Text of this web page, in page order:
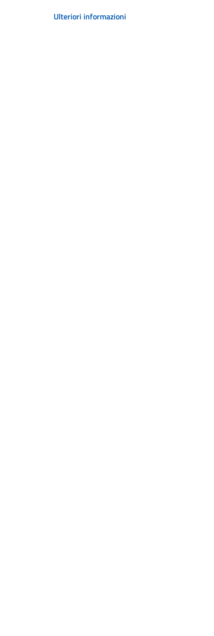
Ulteriori informazioni